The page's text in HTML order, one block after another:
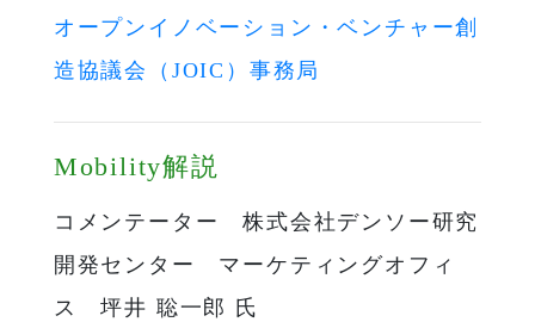
オープンイノベーション・ベンチャー創
造協議会（JOIC）事務局
Mobility解説
コメンテーター 株式会社デンソー研究
開発センター マーケティングオフィ
ス 坪井 聡一郎 氏